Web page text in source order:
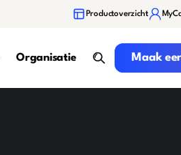
Productoverzicht
Organisatie
search
Maak
Maak een